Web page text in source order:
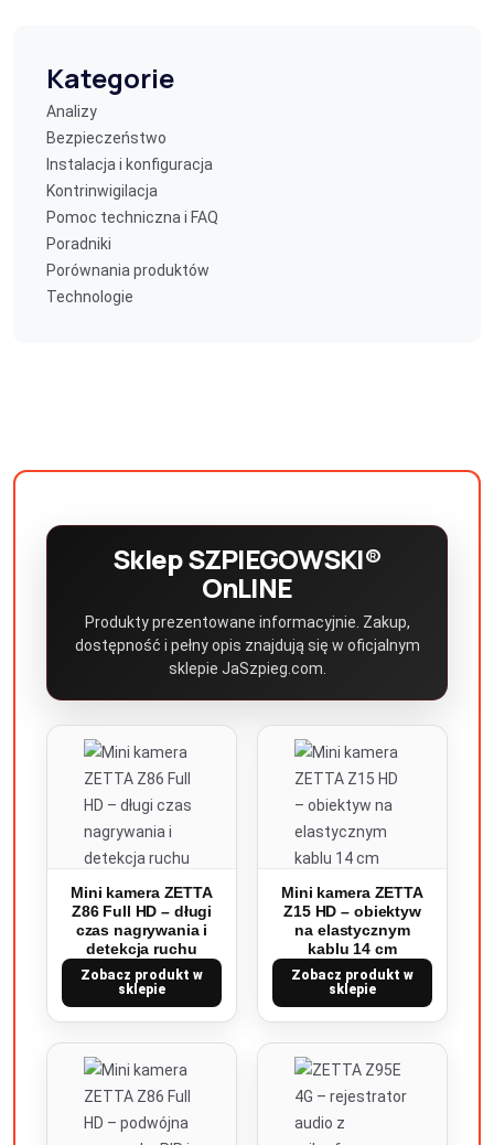
Kategorie
Analizy
Bezpieczeństwo
Instalacja i konfiguracja
Kontrinwigilacja
Pomoc techniczna i FAQ
Poradniki
Porównania produktów
Technologie
Sklep SZPIEGOWSKI®
OnLINE
Produkty prezentowane informacyjnie. Zakup,
dostępność i pełny opis znajdują się w oficjalnym
sklepie JaSzpieg.com.
Mini kamera ZETTA
Z86 Full HD – długi
czas nagrywania i
detekcja ruchu
Zobacz produkt w
sklepie
Mini kamera ZETTA
Z15 HD – obiektyw
na elastycznym
kablu 14 cm
Zobacz produkt w
sklepie